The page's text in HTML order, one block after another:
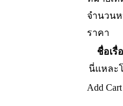
จำนวน
ราคา
ชื่อเรื่
นี่แหละ
Add Cart